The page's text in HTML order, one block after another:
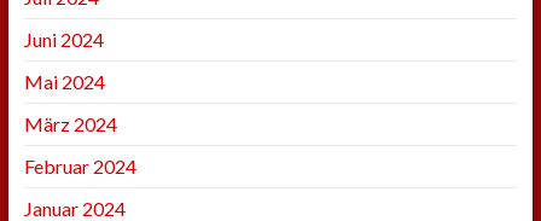
Juni 2024
Mai 2024
März 2024
Februar 2024
Januar 2024